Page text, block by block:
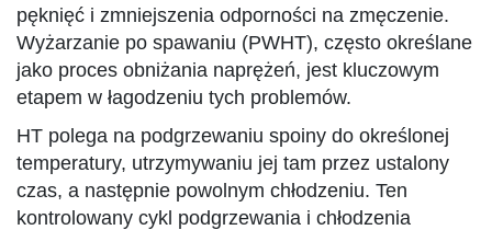
pęknięć i zmniejszenia odporności na zmęczenie.
Wyżarzanie po spawaniu (PWHT), często określane
jako proces obniżania naprężeń, jest kluczowym
etapem w łagodzeniu tych problemów.
HT polega na podgrzewaniu spoiny do określonej
temperatury, utrzymywaniu jej tam przez ustalony
czas, a następnie powolnym chłodzeniu. Ten
kontrolowany cykl podgrzewania i chłodzenia